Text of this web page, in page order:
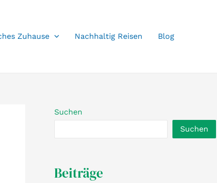
Zuhause Nachhaltig Reisen Blog
Suchen
Suchen
Beiträge